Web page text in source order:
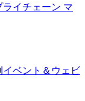
ライチェーン マ
イベント＆ウェビ